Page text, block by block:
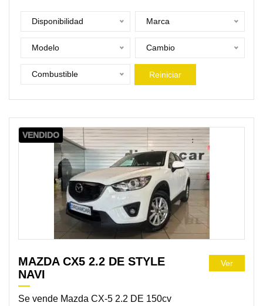
Disponibilidad Marca
Modelo Cambio
Combustible Reiniciar
VENDIDO
MAZDA CX5 2.2 DE STYLE
NAVI
Se vende Mazda CX-5 2.2 DE 150cv
Ver